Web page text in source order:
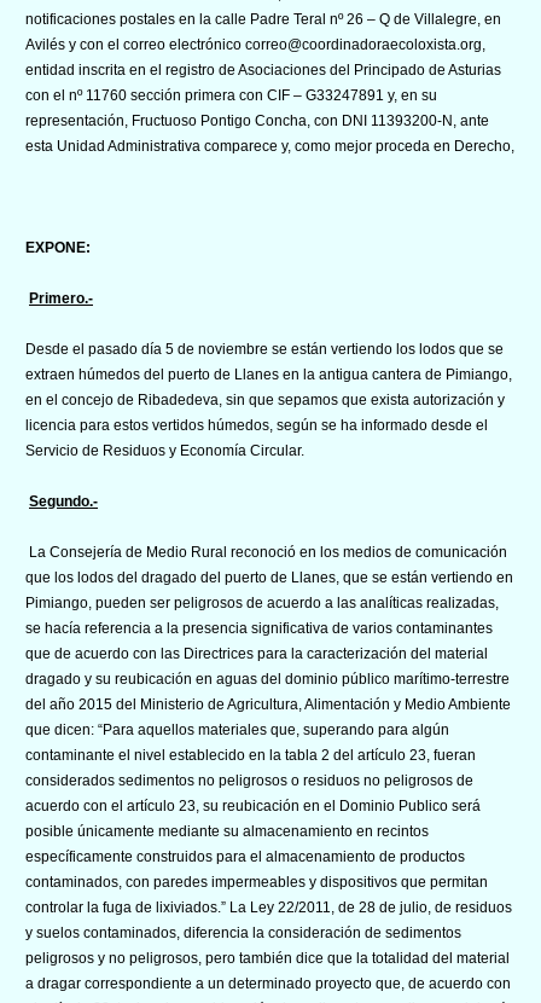
notificaciones postales en la calle Padre Teral nº 26 – Q de Villalegre, en
Avilés y con el correo electrónico correo@coordinadoraecoloxista.org,
entidad inscrita en el registro de Asociaciones del Principado de Asturias
con el nº 11760 sección primera con CIF – G33247891 y, en su
representación, Fructuoso Pontigo Concha, con DNI 11393200-N, ante
esta Unidad Administrativa comparece y, como mejor proceda en Derecho,
EXPONE:
Primero.-
Desde el pasado día 5 de noviembre se están vertiendo los lodos que se
extraen húmedos del puerto de Llanes en la antigua cantera de Pimiango,
en el concejo de Ribadedeva, sin que sepamos que exista autorización y
licencia para estos vertidos húmedos, según se ha informado desde el
Servicio de Residuos y Economía Circular.
Segundo.-
La Consejería de Medio Rural reconoció en los medios de comunicación
que los lodos del dragado del puerto de Llanes, que se están vertiendo en
Pimiango, pueden ser peligrosos de acuerdo a las analíticas realizadas,
se hacía referencia a la presencia significativa de varios contaminantes
que de acuerdo con las Directrices para la caracterización del material
dragado y su reubicación en aguas del dominio público marítimo-terrestre
del año 2015 del Ministerio de Agricultura, Alimentación y Medio Ambiente
que dicen: “Para aquellos materiales que, superando para algún
contaminante el nivel establecido en la tabla 2 del artículo 23, fueran
considerados sedimentos no peligrosos o residuos no peligrosos de
acuerdo con el artículo 23, su reubicación en el Dominio Publico será
posible únicamente mediante su almacenamiento en recintos
específicamente construidos para el almacenamiento de productos
contaminados, con paredes impermeables y dispositivos que permitan
controlar la fuga de lixiviados.” La Ley 22/2011, de 28 de julio, de residuos
y suelos contaminados, diferencia la consideración de sedimentos
peligrosos y no peligrosos, pero también dice que la totalidad del material
a dragar correspondiente a un determinado proyecto que, de acuerdo con